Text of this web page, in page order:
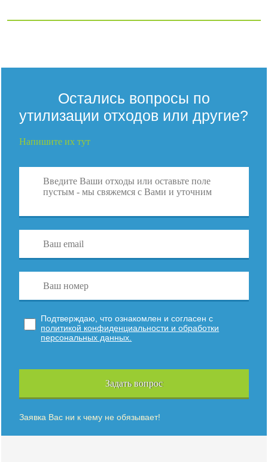
Остались вопросы по
утилизации отходов или другие?
Напишите их тут
Подтверждаю, что ознакомлен и согласен с
политикой конфиденциальности и обработки
персональных данных.
Задать вопрос
Заявка Вас ни к чему не обязывает!